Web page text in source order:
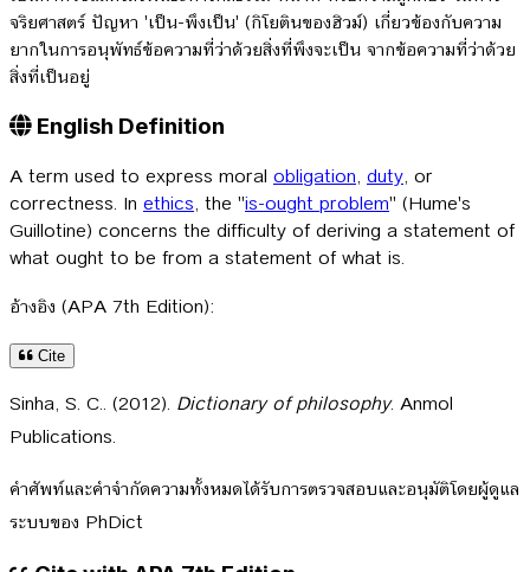
จริยศาสตร์ ปัญหา 'เป็น-พึงเป็น' (กิโยตินของฮิวม์) เกี่ยวข้องกับความ
ยากในการอนุพัทธ์ข้อความที่ว่าด้วยสิ่งที่พึงจะเป็น จากข้อความที่ว่าด้วย
สิ่งที่เป็นอยู่
English Definition
A term used to express moral obligation, duty, or
correctness. In ethics, the "is-ought problem" (Hume's
Guillotine) concerns the difficulty of deriving a statement of
what ought to be from a statement of what is.
อ้างอิง (APA 7th Edition):
Cite
Sinha, S. C.. (2012). Dictionary of philosophy. Anmol
Publications.
คำศัพท์และคำจำกัดความทั้งหมดได้รับการตรวจสอบและอนุมัติโดยผู้ดูแล
ระบบของ PhDict